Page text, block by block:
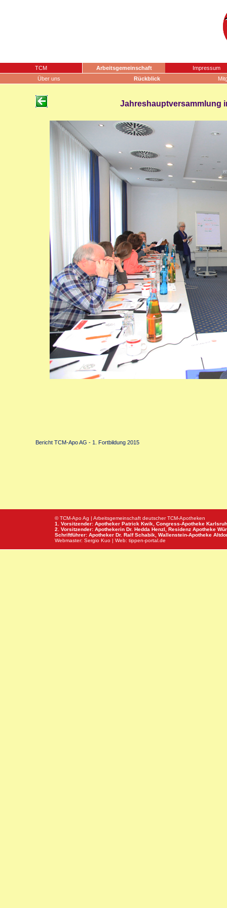
TCM Arbeitsgemeinschaft
Impressum
Über uns
Rückblick
Jahreshauptversammlung
Bericht TCM-Apo AG - 1. Fortbildung 2015
© TCM-Apo Ag | Arbeitsgemeinschaft deutscher TCM-Apotheken
1. Vorsitzender: Apotheker Patrick Kwik, Congress-Apotheke
2. Vorsitzender: Apothekerin Dr. Hedda Henzl, Residenz Apotheke
Schriftführer: Apotheker Dr. Ralf Schabik, Wallenstein-Apotheke
Webmaster: Sergio Kuo | Web: tippen-portal.de